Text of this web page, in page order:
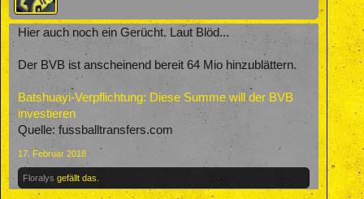
Hier auch noch ein Gerücht. Laut Blöd...
Der BVB ist anscheinend bereit 64 Mio hinzublättern.
Batshuayi-Verpflichtung: Diese Summe will der BVB
investieren
Quelle: fussballtransfers.com
17. Februar 2018
Floralys gefällt das.